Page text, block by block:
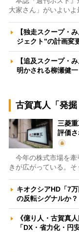
大家さん」がいよい
【独走スクープ・
ジェクト”の計画変
【追及スクープ・
明かされる柳瀬健
古賀真人「発掘
三菱
評価
今年の株式市場を牽
きが広がっている。
キオクシアHD「7
の反転シグナルか
《億り人・古賀真
「DX・省力化・